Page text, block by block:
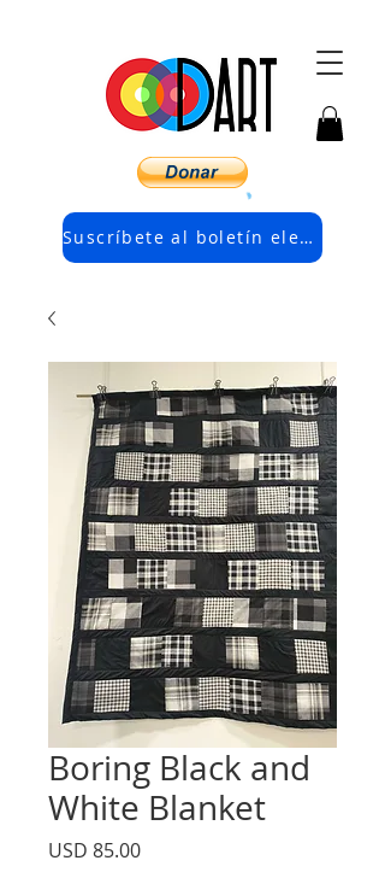
Suscríbete al boletín electrónico
Boring Black and
White Blanket
USD 85.00Precio